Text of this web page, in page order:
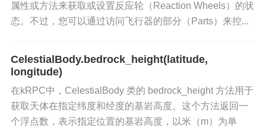
属性或方法来获取或设置反应轮（Reaction Wheels）的状
态。不过，您可以通过访问飞行器的部分（Parts）来控...
CelestialBody.bedrock_height(latitude,
longitude)
在kRPC中，CelestialBody 类的 bedrock_height 方法用于
获取天体在指定纬度和经度的基岩高度。这个方法返回一
个浮点数，表示指定位置的基岩高度，以米（m）为单